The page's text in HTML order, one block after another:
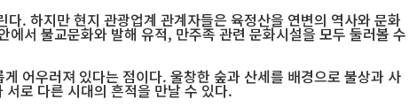
. 하지만 현지 관광업계 관계자들은 육정산을 연변의 역사와 문화
서 불교문화와 발해 유적, 만주족 관련 문화시설을 모두 둘러볼 수
어우러져 있다는 점이다. 울창한 숲과 산세를 배경으로 불상과 사
로 다른 시대의 흔적을 만날 수 있다.